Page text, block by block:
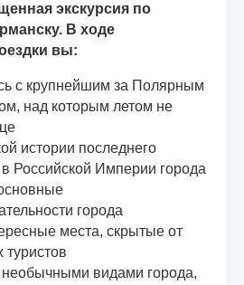
экскурсия по
В ходе
вы:
с крупнейшим за Полярным
над которым летом не
истории последнего
Российской Империи города
города
места, скрытые от
туристов
необычными видами города,